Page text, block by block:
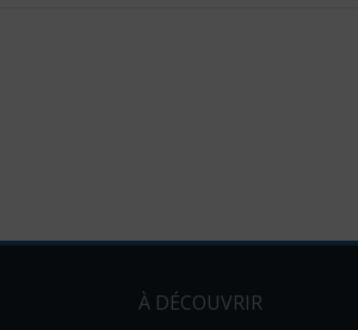
À DÉCOUVRIR